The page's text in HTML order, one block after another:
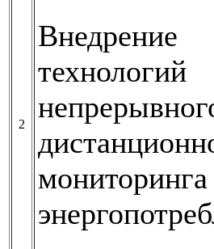
2
Внедрение
технологий
мониторинга